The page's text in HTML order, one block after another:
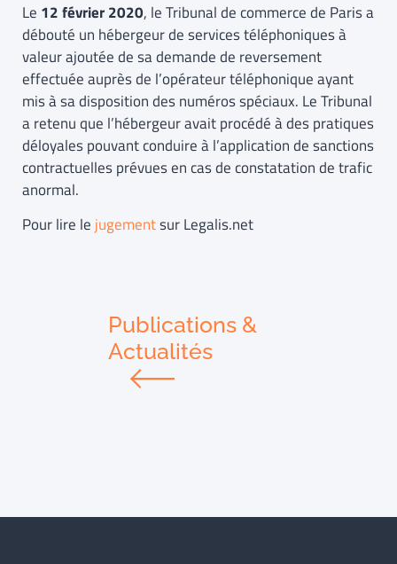
Le 12 février 2020, le Tribunal de commerce de Paris a
débouté un hébergeur de services téléphoniques à
valeur ajoutée de sa demande de reversement
effectuée auprès de l’opérateur téléphonique ayant
mis à sa disposition des numéros spéciaux. Le Tribunal
a retenu que l’hébergeur avait procédé à des pratiques
déloyales pouvant conduire à l’application de sanctions
contractuelles prévues en cas de constatation de trafic
anormal.
Pour lire lejugementsur Legalis.net
Publications &
Actualités